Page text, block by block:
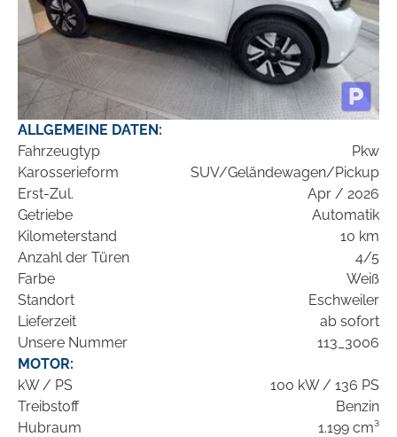
ALLGEMEINE DATEN:
Fahrzeugtyp
Pkw
Karosserieform
SUV/Geländewagen/Pickup
Erst-Zul.
Apr / 2026
Getriebe
Automatik
Kilometerstand
10 km
Anzahl der Türen
4/5
Farbe
Weiß
Standort
Eschweiler
Lieferzeit
ab sofort
Unsere Nummer
113_3006
MOTOR:
kW / PS
100 kW / 136 PS
Treibstoff
Benzin
Hubraum
1.199 cm³